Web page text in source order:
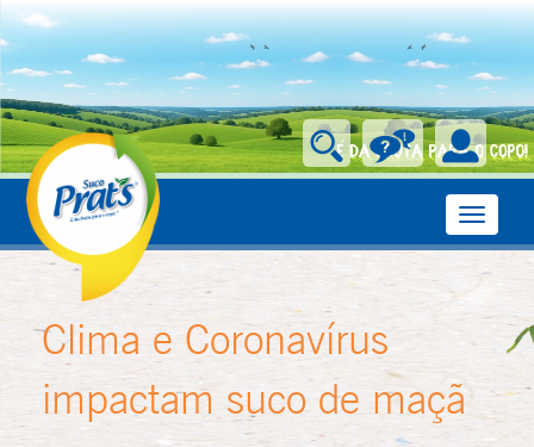
Toggle
Clima e Coronavírus
impactam suco de maçã